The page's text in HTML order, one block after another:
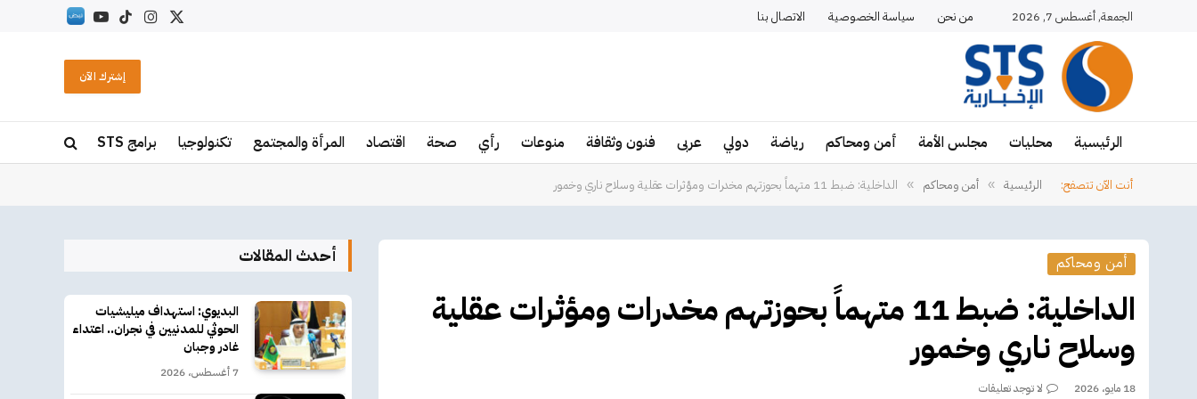
الجمعة, أغسطس 7, 2026 من نحن سياسة الخصوصية الاتصال بنا
X
الانستغرام
تيكتوكيوتيوب
RSS
إشترك الآن
الرئيسية محليات مجلس الأمة أمن ومحاكم رياضة دولي عربى فنون وثقافة منوعات رأي صحة اقتصاد المرأة والمجتمع تكنولوجيا برامج STS
أنت الآن تتصفح: الرئيسية » أمن ومحاكم » الداخلية: ضبط 11 متهماً بحوزتهم مخدرات ومؤثرات عقلية وسلاح ناري وخمور
أمن ومحاكم
الداخلية: ضبط 11 متهماً بحوزتهم مخدرات ومؤثرات عقلية
وسلاح ناري وخمور
18 مايو، 2026 لا توجد تعليقات
أحدث المقالات
البديوي: استهداف ميليشيات
الحوثي للمدنيين في نجران.. اعتداء
غادر وجبان
7 أغسطس، 2026